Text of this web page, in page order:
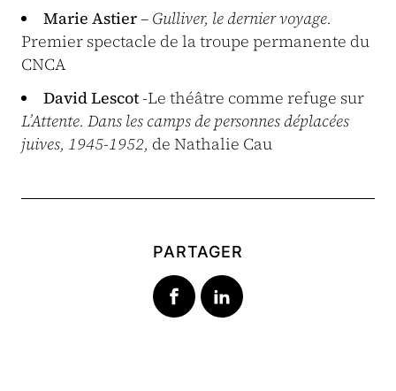
Marie Astier– Gulliver, le dernier voyage.
Premier spectacle de la troupe permanente du
CNCA
David Lescot-Le théâtre comme refuge sur
L’Attente. Dans les camps de personnes déplacées
juives, 1945-1952, de Nathalie Cau
PARTAGER